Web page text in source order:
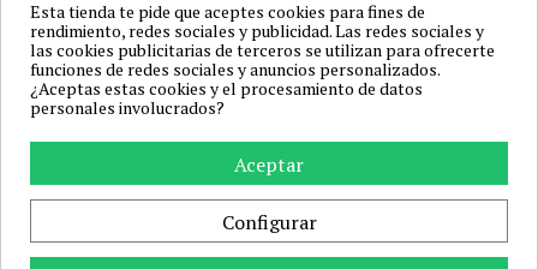
BABYDOLL & TANGA NEGRO
S
37,83 €43,99 €
LIVCO CORSETTI FASHION -
MOSTINA LC 90641 BATA
NEGRO S/M
LIVCO CORSETTI ACCESORIES
32,18 €36,99 €
Esta tienda te pide que aceptes cookies para fines de
rendimiento, redes sociales y publicidad. Las redes sociales y
las cookies publicitarias de terceros se utilizan para ofrecerte
funciones de redes sociales y anuncios personalizados.
¿Aceptas estas cookies y el procesamiento de datos
personales involucrados?
Aceptar
Configurar